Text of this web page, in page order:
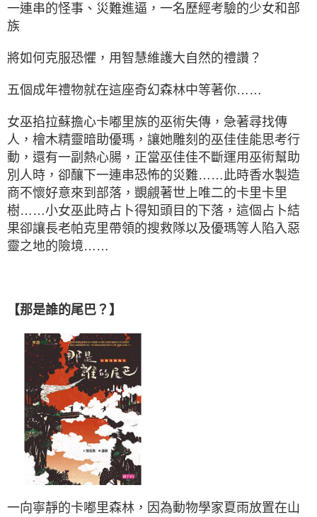
一連串的怪事、災難進逼，一名歷經考驗的少女和部
族
將如何克服恐懼，用智慧維護大自然的禮讚？
五個成年禮物就在這座奇幻森林中等著你……
女巫掐拉蘇擔心卡嘟里族的巫術失傳，急著尋找傳
人，檜木精靈暗助優瑪，讓她雕刻的巫佳佳能思考行
動，還有一副熱心腸，正當巫佳佳不斷運用巫術幫助
別人時，卻釀下一連串恐怖的災難……此時香水製造
商不懷好意來到部落，覬覦著世上唯二的卡里卡里
樹……小女巫此時占卜得知頭目的下落，這個占卜結
果卻讓長老帕克里帶領的搜救隊以及優瑪等人陷入惡
靈之地的險境……
【那是誰的尾巴？】
一向寧靜的卡嘟里森林，因為動物學家夏雨放置在山